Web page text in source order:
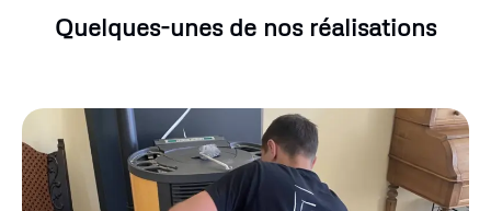
Quelques-unes de nos réalisations